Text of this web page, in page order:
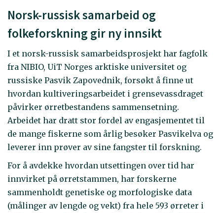
Norsk-russisk samarbeid og
folkeforskning gir ny innsikt
I et norsk-russisk samarbeidsprosjekt har fagfolk
fra NIBIO, UiT Norges arktiske universitet og
russiske Pasvik Zapovednik, forsøkt å finne ut
hvordan kultiveringsarbeidet i grensevassdraget
påvirker ørretbestandens sammensetning.
Arbeidet har dratt stor fordel av engasjementet til
de mange fiskerne som årlig besøker Pasvikelva og
leverer inn prøver av sine fangster til forskning.
For å avdekke hvordan utsettingen over tid har
innvirket på ørretstammen, har forskerne
sammenholdt genetiske og morfologiske data
(målinger av lengde og vekt) fra hele 593 ørreter i